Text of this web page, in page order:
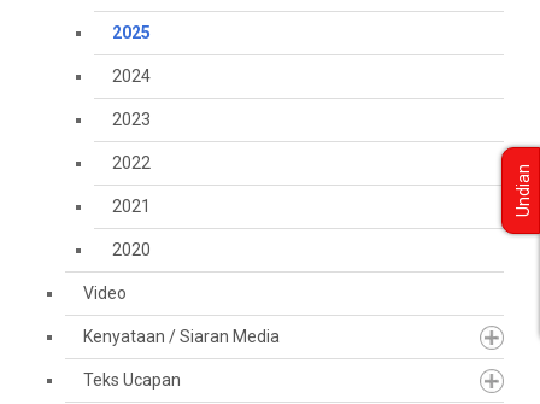
2025
2024
2023
2022
2021
2020
Video
Kenyataan / Siaran Media
Teks Ucapan
Undian